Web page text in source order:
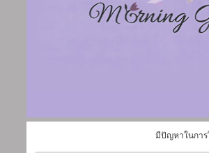
มีปัญหาในการ